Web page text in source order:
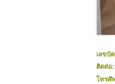
เลขบั
ติดต่อ:
โทรศั